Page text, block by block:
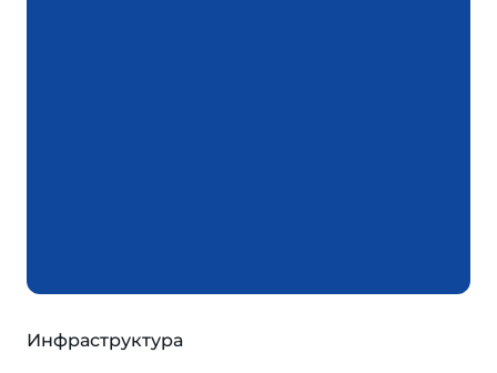
Инфраструктура